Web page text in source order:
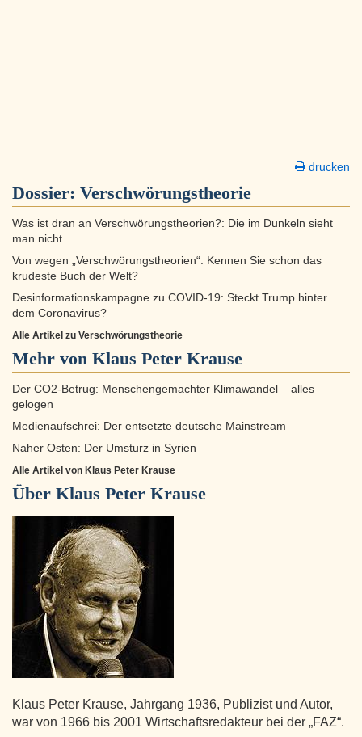
drucken
Dossier: Verschwörungs­theorie
Was ist dran an Verschwörungstheorien?: Die im Dunkeln sieht
man nicht
Von wegen „Verschwörungstheorien“: Kennen Sie schon das
krudeste Buch der Welt?
Desinformationskampagne zu COVID-19: Steckt Trump hinter
dem Coronavirus?
Alle Artikel zu Verschwörungs­theorie
Mehr von Klaus Peter Krause
Der CO2-Betrug: Menschengemachter Klimawandel – alles
gelogen
Medienaufschrei: Der entsetzte deutsche Mainstream
Naher Osten: Der Umsturz in Syrien
Alle Artikel von Klaus Peter Krause
Über Klaus Peter Krause
Klaus Peter Krause, Jahrgang 1936, Publizist und Autor,
war von 1966 bis 2001 Wirtschaftsredakteur bei der „FAZ“.